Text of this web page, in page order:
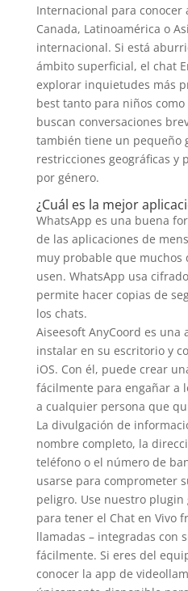
Internacional para conocer
Canada, Latinoamérica o
internacional. Si está
ámbito superficial, el chat
explorar inquietudes más
best tanto para niños
buscan conversaciones
también tiene un pequeño
restricciones geográficas y
por género.
¿Cuál es la mejor
WhatsApp es una buena
de las aplicaciones de
muy probable que muchos
usen. WhatsApp usa
permite hacer copias de
los chats.
Aiseesoft AnyCoord es una
instalar en su escritorio y
iOS. Con él, puede crear
fácilmente para engañar a
a cualquier persona que
La divulgación de
nombre completo, la
teléfono o el número de
usarse para comprometer
peligro. Use nuestro plugin
para tener el Chat en Vivo
llamadas – integradas con
fácilmente. Si eres del
conocer la app de